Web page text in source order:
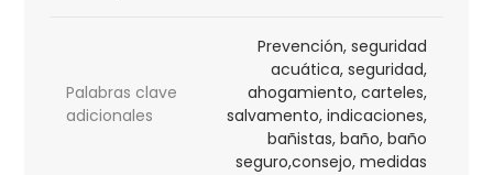
Palabras clave
adicionales
Prevención, seguridad
acuática, seguridad,
ahogamiento, carteles,
salvamento, indicaciones,
bañistas, baño, baño
seguro,consejo, medidas